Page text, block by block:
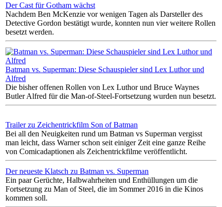
Der Cast für Gotham wächst
Nachdem Ben McKenzie vor wenigen Tagen als Darsteller des
Detective Gordon bestätigt wurde, konnten nun vier weitere Rollen
besetzt werden.
Batman vs. Superman: Diese Schauspieler sind Lex Luthor und
Alfred
Die bisher offenen Rollen von Lex Luthor und Bruce Waynes
Butler Alfred für die Man-of-Steel-Fortsetzung wurden nun besetzt.
Trailer zu Zeichentrickfilm Son of Batman
Bei all den Neuigkeiten rund um Batman vs Superman vergisst
man leicht, dass Warner schon seit einiger Zeit eine ganze Reihe
von Comicadaptionen als Zeichentrickfilme veröffentlicht.
Der neueste Klatsch zu Batman vs. Superman
Ein paar Gerüchte, Halbwahrheiten und Enthüllungen um die
Fortsetzung zu Man of Steel, die im Sommer 2016 in die Kinos
kommen soll.